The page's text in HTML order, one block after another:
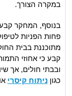
במקרה הצורך.
בנוסף, המחקר קבע
פחות הפניות
קבע כי אחוזי
ובבתי חולים, אך
כגוןניתוח קיסרי או